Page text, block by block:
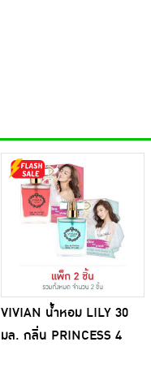
VIVIAN น้ำหอม LILY 30
มล. กลิ่น PRINCESS 4